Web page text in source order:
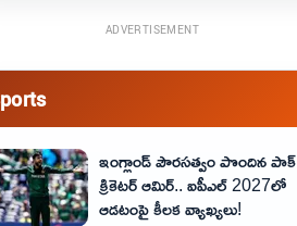
ADVERTISEMENT
ఇంగ్లాండ్ పౌరసత్వం పొందిన పాక్
క్రికెటర్ ఆమిర్.. ఐపీఎల్ 2027లో
ఆడటంపై కీలక వ్యాఖ్యలు!